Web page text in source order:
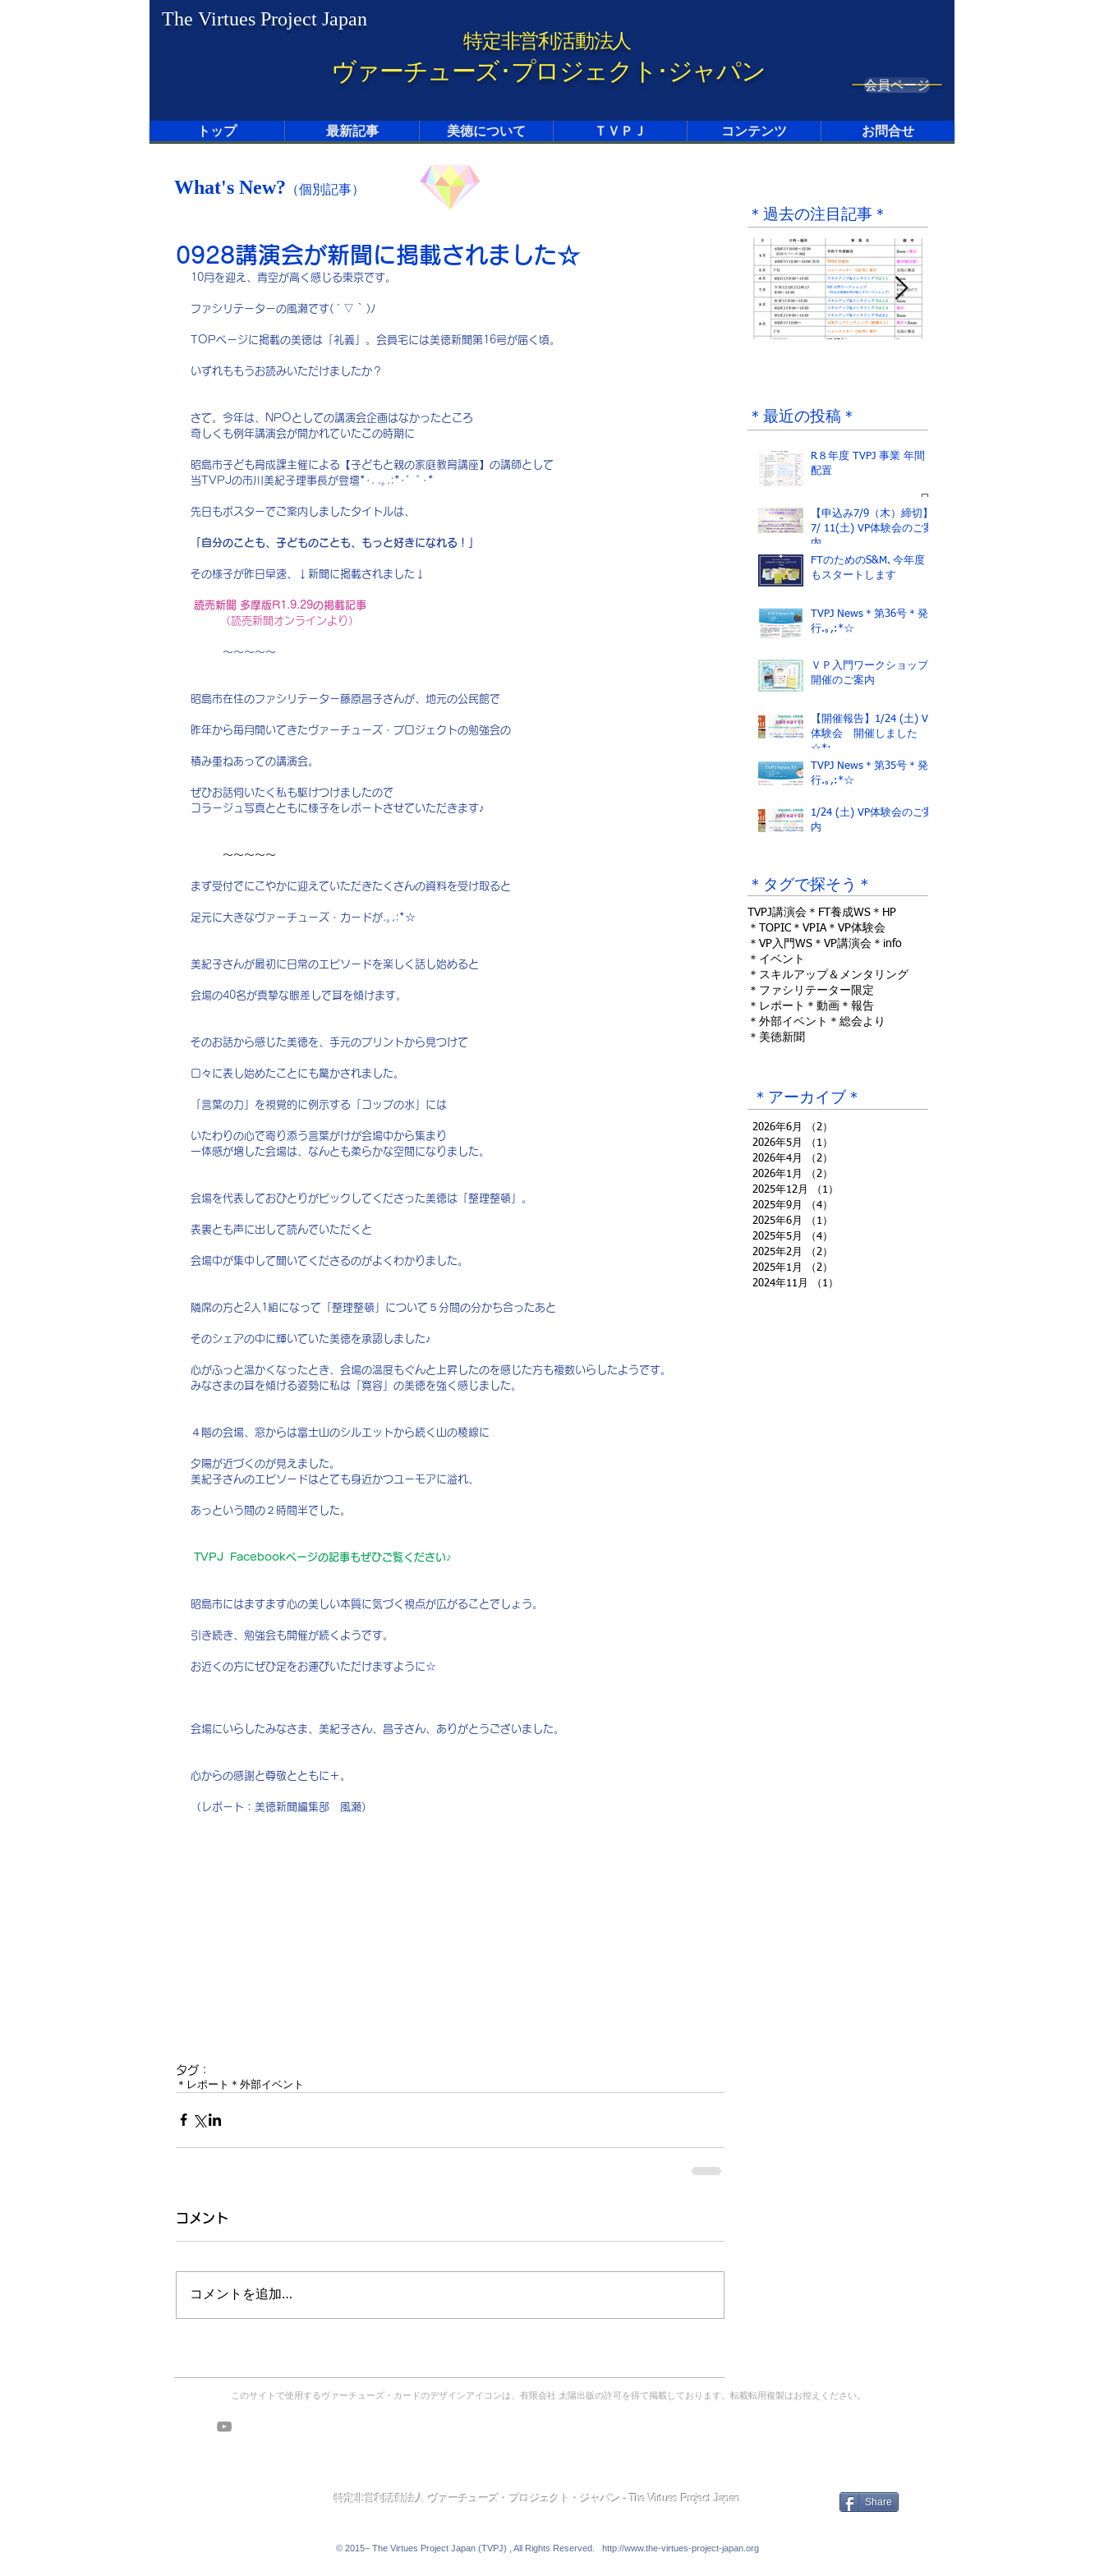
The Virtues Project Japan
特定非営利活動法人
ヴァーチューズ･プロジェクト･ジャパン 会員ページ
トップ 最新記事 美徳について ＴＶＰＪ コンテンツ お問合せ
What's New? （個別記事）
0928講演会が新聞に掲載されました☆
10月を迎え、青空が高く感じる東京です。
ファシリテーターの風瀬です( ´ ▽ ` )ﾉ
TOPページに掲載の美徳は「礼義」。会員宅には美徳新聞第16号が届く頃。
いずれももうお読みいただけましたか？
さて。今年は、NPOとしての講演会企画はなかったところ
奇しくも例年講演会が開かれていたこの時期に
昭島市子ども育成課主催による【子どもと親の家庭教育講座】の講師として
当TVPJの市川美紀子理事長が登壇*･. .｡.:*･゜ﾟ･*
先日もポスターでご案内しましたタイトルは、
「自分のことも、子どものことも、もっと好きになれる！」
その様子が昨日早速、↓新聞に掲載されました↓
読売新聞 多摩版R1.9.29の掲載記事
         （読売新聞オンラインより）
〜〜〜〜〜
昭島市在住のファシリテーター藤原昌子さんが、地元の公民館で
昨年から毎月開いてきたヴァーチューズ・プロジェクトの勉強会の
積み重ねあっての講演会。
ぜひお話伺いたく私も駆けつけましたので
コラージュ写真とともに様子をレポートさせていただきます♪
〜〜〜〜〜
まず受付でにこやかに迎えていただきたくさんの資料を受け取ると
足元に大きなヴァーチューズ・カードが.｡,:*☆
美紀子さんが最初に日常のエピソードを楽しく話し始めると
会場の40名が真摯な眼差しで耳を傾けます。
そのお話から感じた美徳を、手元のプリントから見つけて
口々に表し始めたことにも驚かされました。
「言葉の力」を視覚的に例示する「コップの水」には
いたわりの心で寄り添う言葉がけが会場中から集まり
一体感が増した会場は、なんとも柔らかな空間になりました。
会場を代表しておひとりがピックしてくださった美徳は「整理整頓」。
表裏とも声に出して読んでいただくと
会場中が集中して聞いてくださるのがよくわかりました。
隣席の方と2人1組になって「整理整頓」について５分間の分かち合ったあと
そのシェアの中に輝いていた美徳を承認しました♪
心がふっと温かくなったとき、会場の温度もぐんと上昇したのを感じた方も複数いらしたようです。
みなさまの耳を傾ける姿勢に私は「寛容」の美徳を強く感じました。
４階の会場、窓からは富士山のシルエットから続く山の稜線に
夕陽が近づくのが見えました。
美紀子さんのエピソードはとても身近かつユーモアに溢れ、
あっという間の２時間半でした。
TVPJ  Facebookページの記事もぜひご覧ください♪
昭島市にはますます心の美しい本質に気づく視点が広がることでしょう。
引き続き、勉強会も開催が続くようです。
お近くの方にぜひ足をお運びいただけますように☆
会場にいらしたみなさま、美紀子さん、昌子さん、ありがとうございました。
心からの感謝と尊敬とともに＋。
（レポート：美徳新聞編集部　風瀬）
タグ：
＊レポート ＊外部イベント
コメント
コメントを追加…
＊過去の注目記事＊
年間配置
4月28日
＊最近の投稿＊
R８年度 TVPJ 事業 年間
配置
【申込み7/9（木）締切】
7/ 11(土) VP体験会のご案
内
FTのためのS&M､今年度
もスタートします
TVPJ News＊第36号＊発
行.｡,:*☆
ＶＰ入門ワークショップ
開催のご案内
【開催報告】1/24 (土) VP
体験会 開催しました
☆*:.｡.
TVPJ News＊第35号＊発
行.｡,:*☆
1/24 (土) VP体験会のご案
内
＊タグで探そう＊
TVPJ講演会 ＊FT養成WS ＊HP
＊TOPIC ＊VPIA ＊VP体験会
＊VP入門WS ＊VP講演会 ＊info
＊イベント
＊スキルアップ＆メンタリング
＊ファシリテーター限定
＊レポート ＊動画 ＊報告
＊外部イベント ＊総会より
＊美徳新聞
＊アーカイブ＊
2026年6月 （2）
2026年5月
（1）
2026年4月
（2）
2026年1月
（2）
2025年12月
（1）
2025年9月
（4）
2025年6月
（1）
2025年5月
（4）
2025年2月
（2）
2025年1月
（2）
2024年11月
（1）
このサイトで使用するヴァーチューズ・カードのデザインアイコンは、有限会社 太陽出版の許可を得て掲載しております。 転載転用複製はお控えください。
特定非営利活動法人 ヴァーチューズ・プロジェクト・ジャパン - The Virtues Project Japan Share
© 2015− The Virtues Project Japan (TVPJ) , All Rights Reserved. http://www.the-virtues-project-japan.org